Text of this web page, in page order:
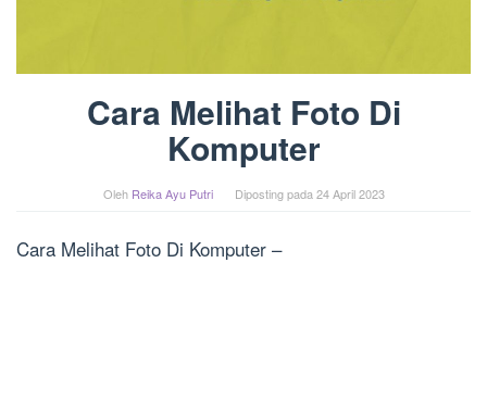
Cara Melihat Foto Di
Komputer
Oleh Reika Ayu Putri Diposting pada 24 April 2023
Cara Melihat Foto Di Komputer –